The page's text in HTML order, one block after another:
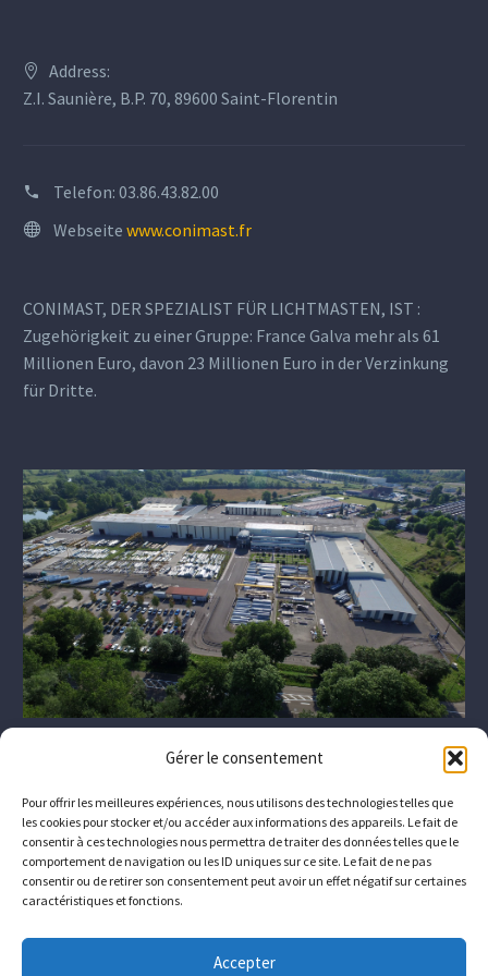
Gérer le consentement
Pour offrir les meilleures expériences, nous utilisons des technologies telles que
les cookies pour stocker et/ou accéder aux informations des appareils. Le fait de
consentir à ces technologies nous permettra de traiter des données telles que le
comportement de navigation ou les ID uniques sur ce site. Le fait de ne pas
consentir ou de retirer son consentement peut avoir un effet négatif sur certaines
caractéristiques et fonctions.
Accepter
Address:
Z.I. Saunière, B.P. 70, 89600 Saint-Florentin
Telefon: 03.86.43.82.00
Webseite www.conimast.fr
CONIMAST, DER SPEZIALIST FÜR LICHTMASTEN, IST :
Zugehörigkeit zu einer Gruppe: France Galva mehr als 61
Millionen Euro, davon 23 Millionen Euro in der Verzinkung
für Dritte.